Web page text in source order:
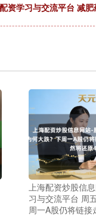
资学习与交流平台 减
上海配资炒股信
习与交流平台 周
周一A股仍将链